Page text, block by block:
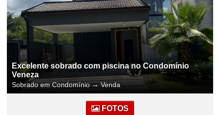
Excelente sobrado com piscina no Condomínio
Veneza
Sobrado em Condomínio→Venda
FOTOS